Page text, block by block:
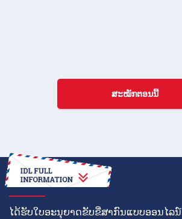
ສະໝັກຕອນນີ້
ວິທີໃນການ
ໄດ້ຮັບໃບອະນຸຍາດຂັບຂີ່ສາກົນແບບອອນໄລນ໌